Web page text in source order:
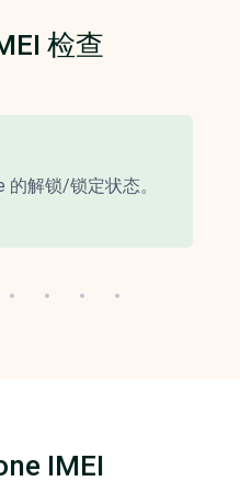
检查
解锁/锁定状态。
IMEI